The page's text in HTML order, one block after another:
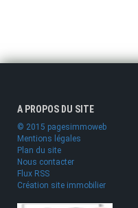
A PROPOS DU SITE
© 2015 pagesimmoweb
Mentions légales
Plan du site
Nous contacter
Flux RSS
Création site immobilier